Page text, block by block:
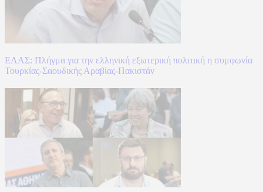
ΕΛΑΣ: Πλήγμα για την ελληνική εξωτερική πολιτική η συμφωνία
Τουρκίας-Σαουδικής Αραβίας-Πακιστάν